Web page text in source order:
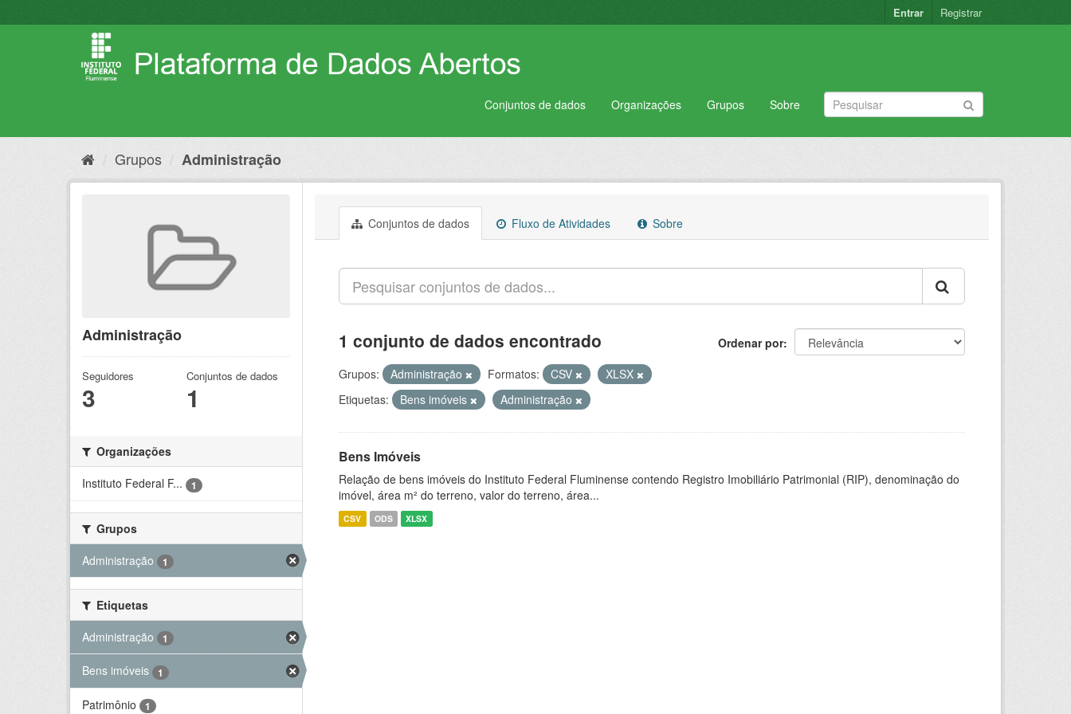
para
Entrar Registrar
Conjuntos de dados Organizações Grupos Sobre
Grupos Administração
Administração
Seguidores
3
Conjuntos de dados
1
Organizações
Instituto Federal F...
1
Grupos
Administração
1
Etiquetas
Administração
1
Bens imóveis 1
Patrimônio 1
Conjuntos de dados Fluxo de Atividades Sobre
Ordenar por
1 conjunto de dados encontrado
Grupos: Administração Formatos: CSV
XLSX
Etiquetas:
Bens imóveis Administração
Bens Imóveis
Relação de bens imóveis do Instituto Federal Fluminense contendo Registro Imobiliário Patrimonial (RIP), denominação do
imóvel, área m² do terreno, valor do terreno, área...
CSV ODS XLSX